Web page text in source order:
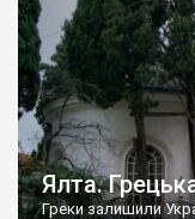
Ялта.
Греки залишили